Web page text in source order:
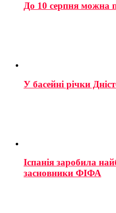
До 10 серпня можна
У басейні річки
Іспанія заробила
засновники ФІФА